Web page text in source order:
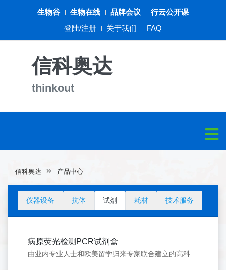
生物谷 生物在线 品牌会议
行云公开课
登陆/注册
关于我们 FAQ
信科奥达
thinkout
信科奥达 产品中心
仪器设备 抗体 试剂 耗材 技术服务
病原荧光检测PCR试剂盒